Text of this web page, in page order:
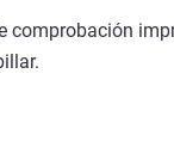
comprobación